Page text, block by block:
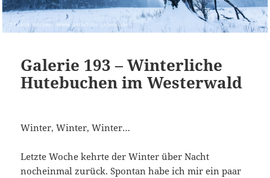
Galerie 193 – Winterliche
Hutebuchen im Westerwald
Winter, Winter, Winter…
Letzte Woche kehrte der Winter über Nacht
nocheinmal zurück. Spontan habe ich mir ein paar